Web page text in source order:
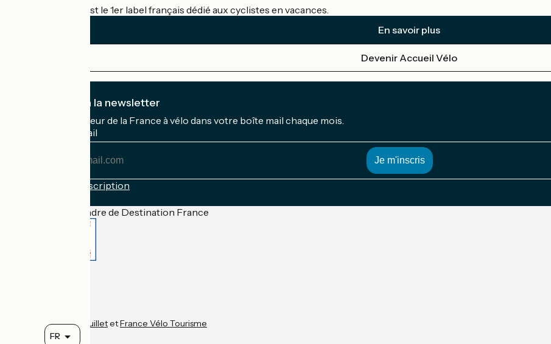
FR
Accueil Vélo c'est le 1er label français dédié aux cyclistes en vacances.
En savoir plus
Devenir Accueil Vélo
Je m'abonne à la newsletter
Recevez le meilleur de la France à vélo dans votre boîte mail chaque mois.
Mon adresse mail
Conditions d'inscription
Financé dans le cadre de Destination France
Réalisation :StudioJuilletetFrance Vélo Tourisme